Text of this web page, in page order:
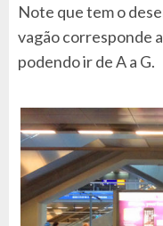
Note que tem o
vagão corresponde
podendo ir de A a G.